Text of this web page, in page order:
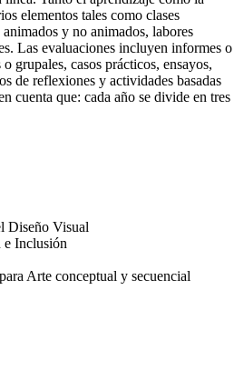
elementos tales como clases
y no animados, labores
Las evaluaciones incluyen informes o
grupales, casos prácticos, ensayos,
de reflexiones y actividades basadas
cuenta que: cada año se divide en tres
Diseño Visual
e Inclusión
Arte conceptual y secuencial